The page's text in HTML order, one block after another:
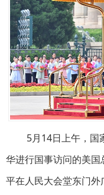
5月14日上午，国
华进行国事访问的美
平在人民大会堂东门